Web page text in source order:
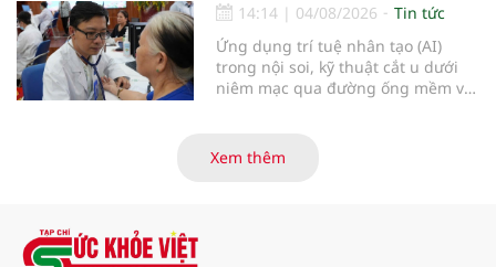
14:14 | 04/08/2026
Tin tức
Ứng dụng trí tuệ nhân tạo (AI)
trong nội soi, kỹ thuật cắt u dưới
niêm mạc qua đường ống mềm và
là những nội dung trọng tâm được
báo cáo tại Hội thảo khoa học cập
Xem thêm